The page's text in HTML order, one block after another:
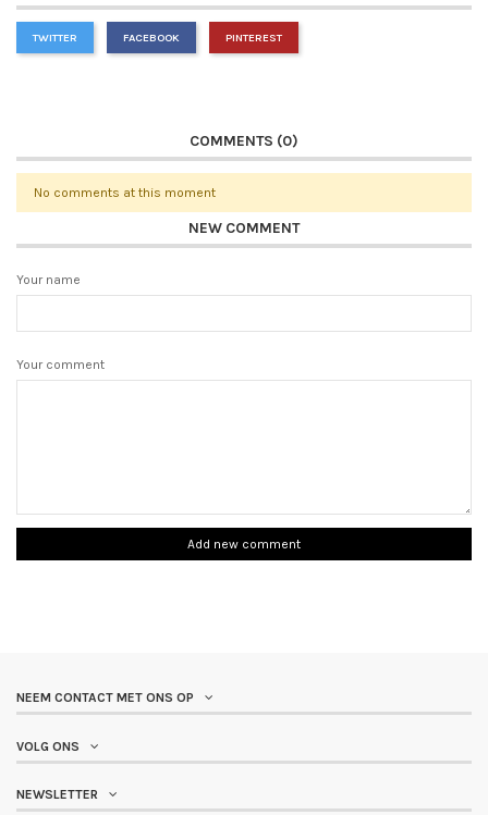
TWITTER FACEBOOK PINTEREST
COMMENTS (0)
No comments at this moment
NEW COMMENT
Your name
Your comment
Add new comment
NEEM CONTACT MET ONS OP
VOLG ONS
NEWSLETTER